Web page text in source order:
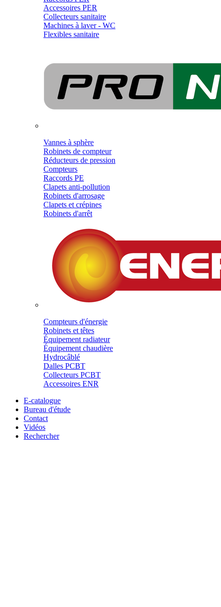
Accessoires PER
Collecteurs sanitaire
Machines à laver - WC
Flexibles sanitaire
Vannes à sphère
Robinets de compteur
Réducteurs de pression
Compteurs
Raccords PE
Clapets anti-pollution
Robinets d'arrosage
Clapets et crépines
Robinets d'arrêt
Compteurs d'énergie
Robinets et têtes
Équipement radiateur
Équipement chaudière
Hydrocâblé
Dalles PCBT
Collecteurs PCBT
Accessoires ENR
E-catalogue
Bureau d'étude
Contact
Vidéos
Rechercher